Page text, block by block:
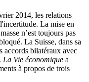
2014, les relations
La mise en
n’est toujours pas
La Suisse, dans sa
accords bilatéraux avec
La Vie économique a
à propos de trois